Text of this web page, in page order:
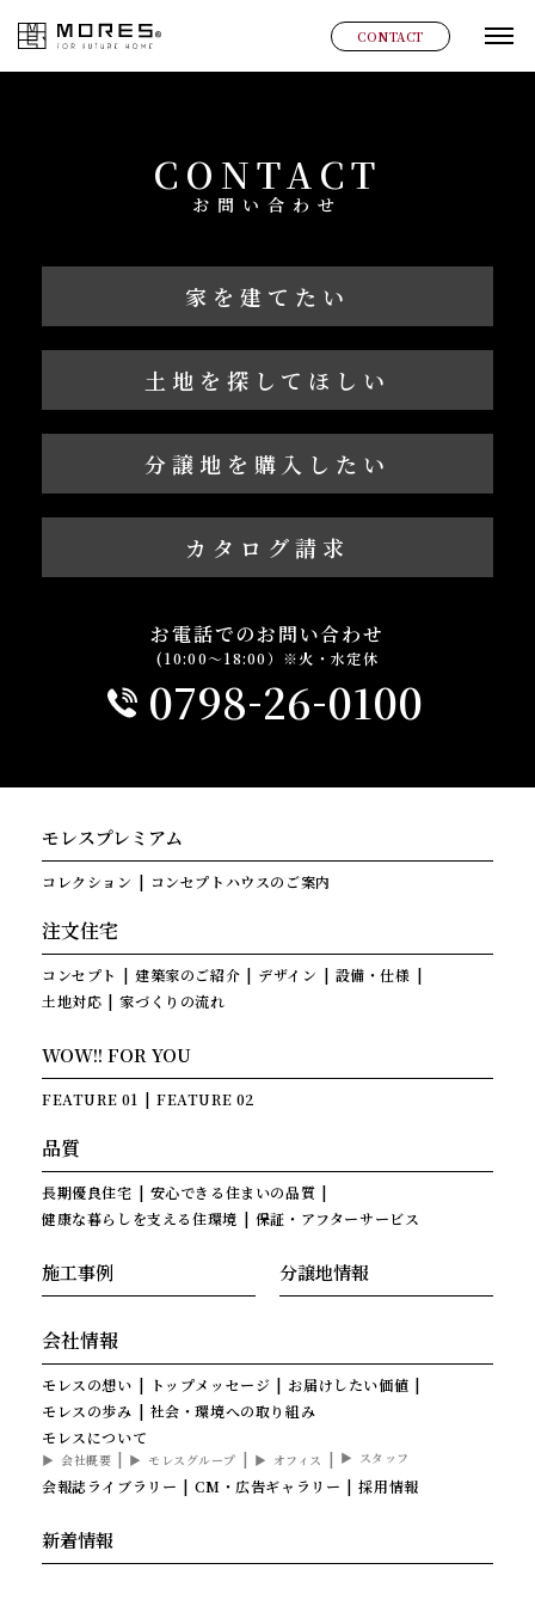
MORES CONTACT グ
CONTACT
お問い合わせ
家を建てたい
土地を探してほしい
分譲地を購入したい
カタログ請求
お電話でのお問い合わせ
(10:00～18:00）※火・水定休
0798-26-0100
モレスプレミアム
コレクション コンセプトハウスのご案内
注文住宅
コンセプト 建築家のご紹介 デザイン
設備・仕様
土地対応
家づくりの流れ
WOW!! FOR YOU
FEATURE 01 FEATURE 02
品質
長期優良住宅
安心できる住まいの品質
健康な暮らしを支える住環境
保証・アフターサービス
施工事例 分譲地情報
会社情報
モレスの想い トップメッセージ
お届けしたい価値
モレスの歩み
社会・環境への取り組み
モレスについて
会社概要 モレスグループ オフィス スタッフ
会報誌ライブラリー CM・広告ギャラリー 採用情報
新着情報